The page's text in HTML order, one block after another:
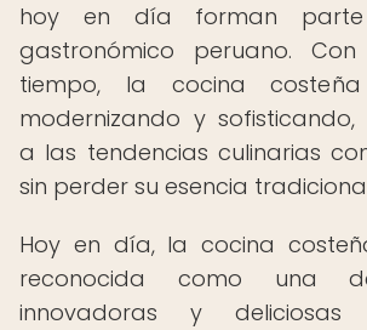
hoy en día forman
gastronómico peruano.
tiempo, la cocina
modernizando y
a las tendencias culinarias
sin perder su esencia
Hoy en día, la cocina
reconocida como una
innovadoras y